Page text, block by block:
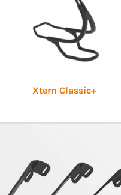
Xtern Classic+